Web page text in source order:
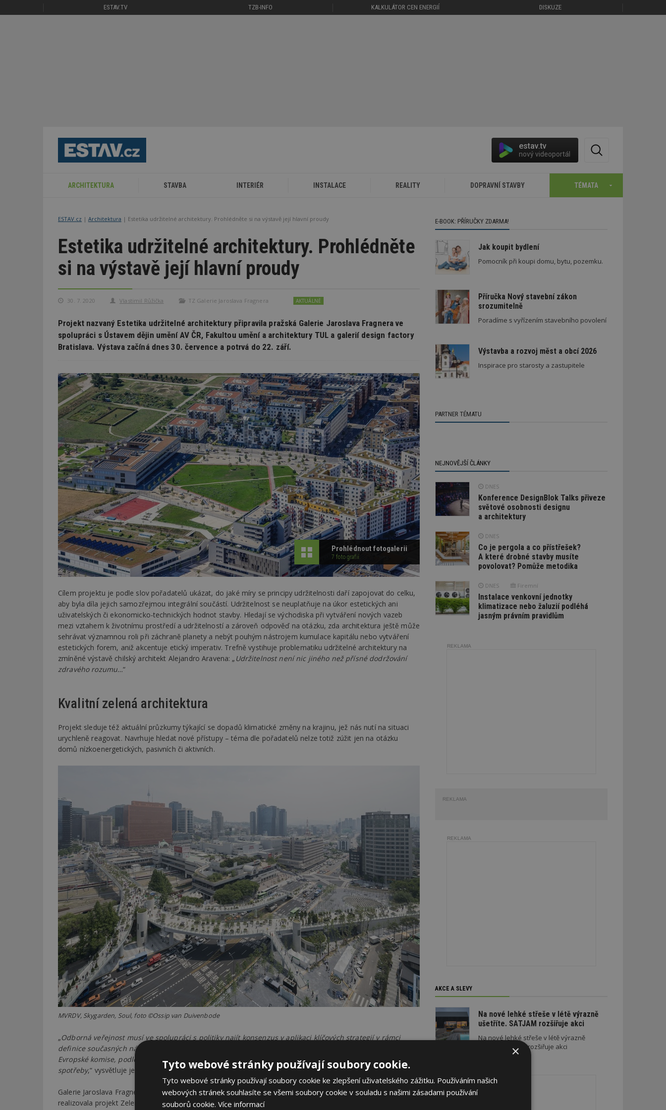
ESTAV.TV TZB-INFO KALKULÁTOR CEN ENERGIÍ DISKUZE
estav.tv
nový videoportál
ARCHITEKTURA STAVBA INTERIÉR INSTALACE REALITY DOPRAVNÍ STAVBY TÉMATA
ESTAV.cz Architektura Estetika udržitelné architektury. Prohlédněte si na výstavě její hlavní proudy
Estetika udržitelné architektury. Prohlédněte
si na výstavě její hlavní proudy
30. 7. 2020 Vlastimil Růžička TZ Galerie Jaroslava Fragnera AKTUÁLNĚ
Projekt nazvaný Estetika udržitelné architektury připravila pražská Galerie Jaroslava Fragnera ve
spolupráci s Ústavem dějin umění AV ČR, Fakultou umění a architektury TUL a galerií design factory
Bratislava. Výstava začíná dnes 30. července a potrvá do 22. září.
Prohlédnout fotogalerii
7 fotografií
Cílem projektu je podle slov pořadatelů ukázat, do jaké míry se principy udržitelnosti daří zapojovat do celku,
aby byla díla jejich samozřejmou integrální součástí. Udržitelnost se neuplatňuje na úkor estetických ani
uživatelských či ekonomicko-technických hodnot stavby. Hledají se východiska při vytváření nových vazeb
mezi vztahem k životnímu prostředí a udržitelností a zároveň odpověď na otázku, zda architektura ještě může
sehrávat významnou roli při záchraně planety a nebýt pouhým nástrojem kumulace kapitálu nebo vytváření
estetických forem, aniž akcentuje etický imperativ. Trefně vystihuje problematiku udržitelné architektury na
zmíněné výstavě chilský architekt Alejandro Aravena: „ Udržitelnost není nic jiného než přísné dodržování
zdravého rozumu…“
Kvalitní zelená architektura
Projekt sleduje též aktuální průzkumy týkající se dopadů klimatické změny na krajinu, jež nás nutí na situaci
urychleně reagovat. Navrhuje hledat nové přístupy – téma dle pořadatelů nelze totiž zúžit jen na otázku
domů nízkoenergetických, pasivních či aktivních.
MVRDV, Skygarden, Soul, foto ©Ossip van Duivenbode
„Odborná veřejnost musí ve spolupráci s politiky najít konsenzus v aplikaci klíčových strategií v rámci
definice současných nároků na udržitelnou architekturu. Od letošního roku začíná i v ČR platit směrnice
Evropské komise, podle níž bude třeba realizovat novostavby v režimu téměř nulové energetické
spotřeby,“ vysvětluje jeden z kurátorů Petr Kratochvíl.
Galerie Jaroslava Fragnera se tomuto tématu věnuje od roku 2008, kdy ve spolupráci s Petrem Kratochvílem
realizovala projekt Zelená architektura.CZ / Green Architecture.CZ.
E-BOOK: PŘÍRUČKY ZDARMA!
Jak koupit bydlení
Pomocník při koupi domu, bytu, pozemku.
Příručka Nový stavební zákon
srozumitelně
Poradíme s vyřízením stavebního povolení
Výstavba a rozvoj měst a obcí 2026
Inspirace pro starosty a zastupitele
PARTNER TÉMATU
NEJNOVĚJŠÍ ČLÁNKY
DNES
Konference DesignBlok Talks přiveze
světové osobnosti designu
a architektury
DNES
Co je pergola a co přístřešek?
A které drobné stavby musíte
povolovat? Pomůže metodika
DNES Firemní
Instalace venkovní jednotky
klimatizace nebo žaluzií podléhá
jasným právním pravidlům
REKLAMA
REKLAMA
REKLAMA
AKCE A SLEVY
Na nové lehké střeše v létě výrazně
ušetříte. SATJAM rozšiřuje akci
Na nové lehké střeše v létě výrazně
ušetříte. SATJAM rozšiřuje akci
×
Tyto webové stránky používají soubory cookie.
Tyto webové stránky používají soubory cookie ke zlepšení uživatelského zážitku. Používáním našich
webových stránek souhlasíte se všemi soubory cookie v souladu s našimi zásadami používání
souborů cookie. Více informací